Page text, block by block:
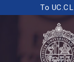
To UC.CL